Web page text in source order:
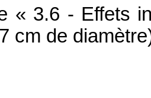
« 3.6 - Effets
cm de